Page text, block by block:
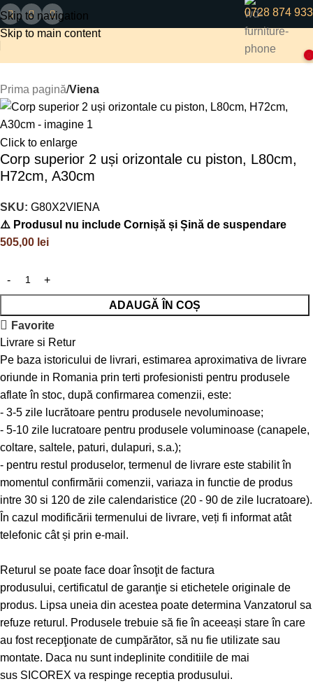
Skip to navigation
Skip to main content
0728 874 933
Prima pagină Viena
Click to enlarge
Corp superior 2 uși orizontale cu piston, L80cm,
H72cm, A30cm
SKU: G80X2VIENA
⚠️ Produsul nu include Cornișă și Șină de suspendare
505,00 lei
ADAUGĂ ÎN COȘ
Favorite
Livrare si Retur
Pe baza istoricului de livrari, estimarea aproximativa de livrare
oriunde in Romania prin terti profesionisti pentru produsele
aflate în stoc, după confirmarea comenzii, este:
- 3-5 zile lucrătoare pentru produsele nevoluminoase;
- 5-10 zile lucratoare pentru produsele voluminoase (canapele,
coltare, saltele, paturi, dulapuri, s.a.);
- pentru restul produselor, termenul de livrare este stabilit în
momentul confirmării comenzii, variaza in functie de produs
intre 30 si 120 de zile calendaristice (20 - 90 de zile lucratoare).
În cazul modificării termenului de livrare, veți fi informat atât
telefonic cât și prin e-mail.
Returul se poate face doar însoţit de factura
produsului, certificatul de garanţie si etichetele originale de
produs. Lipsa uneia din acestea poate determina Vanzatorul sa
refuze returul. Produsele trebuie să fie în aceeași stare în care
au fost recepţionate de cumpărător, să nu fie utilizate sau
montate. Daca nu sunt indeplinite conditiile de mai
sus SICOREX va respinge receptia produsului.